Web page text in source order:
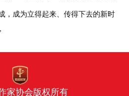
，成为立得起来、传得下去的新时
家协会版权所有